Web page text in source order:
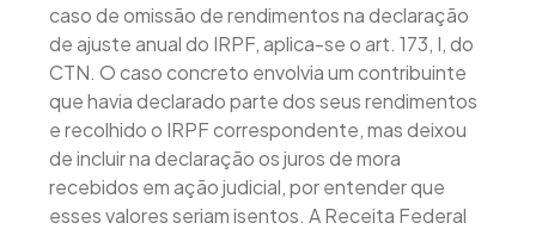
caso de omissão de rendimentos na declaração
de ajuste anual do IRPF, aplica-se o art. 173, I, do
CTN. O caso concreto envolvia um contribuinte
que havia declarado parte dos seus rendimentos
e recolhido o IRPF correspondente, mas deixou
de incluir na declaração os juros de mora
recebidos em ação judicial, por entender que
esses valores seriam isentos. A Receita Federal